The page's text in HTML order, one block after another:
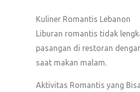
Kuliner Romantis Lebanon
Liburan romantis tidak
pasangan di restoran
saat makan malam.
Aktivitas Romantis yang